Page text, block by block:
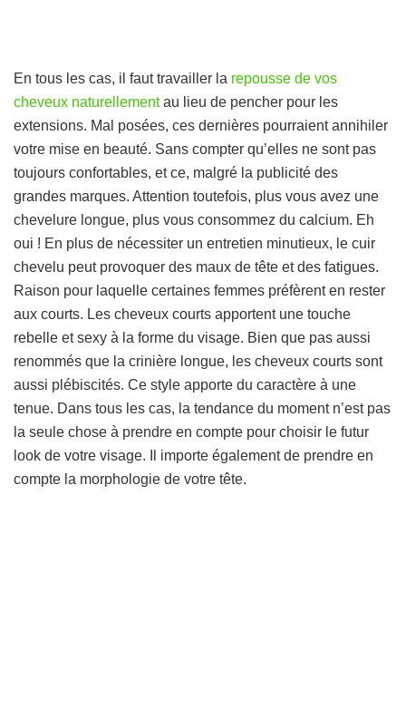
En tous les cas, il faut travailler la repousse de vos
cheveux naturellementau lieu de pencher pour les
extensions. Mal posées, ces dernières pourraient annihiler
votre mise en beauté. Sans compter qu’elles ne sont pas
toujours confortables, et ce, malgré la publicité des
grandes marques. Attention toutefois, plus vous avez une
chevelure longue, plus vous consommez du calcium. Eh
oui ! En plus de nécessiter un entretien minutieux, le cuir
chevelu peut provoquer des maux de tête et des fatigues.
Raison pour laquelle certaines femmes préfèrent en rester
aux courts. Les cheveux courts apportent une touche
rebelle et sexy à la forme du visage. Bien que pas aussi
renommés que la crinière longue, les cheveux courts sont
aussi plébiscités. Ce style apporte du caractère à une
tenue. Dans tous les cas, la tendance du moment n’est pas
la seule chose à prendre en compte pour choisir le futur
look de votre visage. Il importe également de prendre en
compte la morphologie de votre tête.